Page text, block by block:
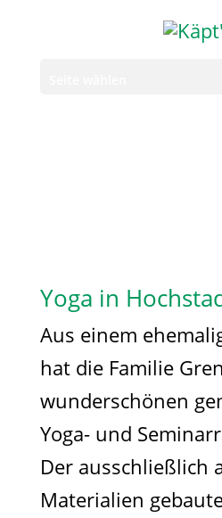
Yoga in
Aus einem
hat die Familie
wunderschönen
Yoga- und
Der ausschließlich
Materialien